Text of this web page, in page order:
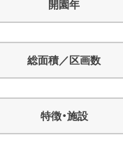
開園年
総面積／区画数
特徴・施設